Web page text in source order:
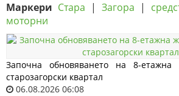
Маркери Стара | Загора |
моторни
Започна обновяването на 8-
старозагорски квартал
06.08.2026 06:08